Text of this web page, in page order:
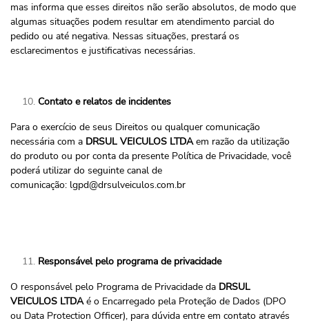
mas informa que esses direitos não serão absolutos, de modo que
algumas situações podem resultar em atendimento parcial do
pedido ou até negativa. Nessas situações, prestará os
esclarecimentos e justificativas necessárias.
Contato e relatos de incidentes
Para o exercício de seus Direitos ou qualquer comunicação
necessária com a DRSUL VEICULOS LTDAem razão da utilização
do produto ou por conta da presente Política de Privacidade, você
poderá utilizar do seguinte canal de
comunicação: lgpd@drsulveiculos.com.br
Responsável pelo programa de privacidade
O responsável pelo Programa de Privacidade da DRSUL
VEICULOS LTDAé o Encarregado pela Proteção de Dados (DPO
ou Data Protection Officer), para dúvida entre em contato através